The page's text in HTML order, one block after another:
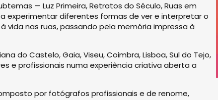
— Luz Primeira, Retratos do Século, Ruas em
experimentar diferentes formas de ver e interpretar o
vida nas ruas, passando pela memória impressa à
do Castelo, Gaia, Viseu, Coimbra, Lisboa, Sul do Tejo,
e profissionais numa experiência criativa aberta a
por fotógrafos profissionais e de renome,